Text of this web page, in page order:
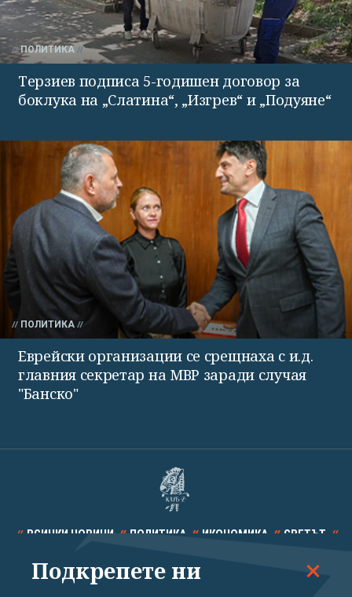
ПОЛИТИКА
Терзиев подписа 5-годишен договор за
боклука на „Слатина“, „Изгрев“ и „Подуяне“
ПОЛИТИКА
Еврейски организации се срещнаха с и.д.
главния секретар на МВР заради случая
"Банско"
ВСИЧКИ НОВИНИ ПОЛИТИКА ИКОНОМИКА СВЕТЪТ
СПОРТ КУЛТУРА ТЕХНОЛОГИИ КАЛЕЙДОСКОП
Подкрепете ни